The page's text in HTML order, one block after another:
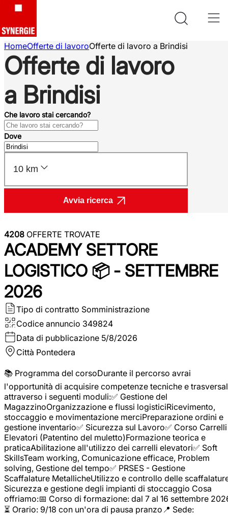
HomeOfferte di lavoroOfferte di lavoro a Brindisi
Offerte di lavoro
a Brindisi
Che lavoro stai cercando?
Dove
10 km
Avvia ricerca
4208 OFFERTE TROVATE
ACADEMY SETTORE
LOGISTICO 📦 - SETTEMBRE
2026
Tipo di contratto Somministrazione
Codice annuncio 349824
Data di pubblicazione 5/8/2026
Città Pontedera
📚 Programma del corsoDurante il percorso avrai
l'opportunità di acquisire competenze tecniche e
attraverso i seguenti moduli:✅ Gestione del
MagazzinoOrganizzazione e flussi logisticiRicevimento,
stoccaggio e movimentazione merciPreparazione ordini e
gestione inventario✅ Sicurezza sul Lavoro✅ Corso Carrelli
Elevatori (Patentino del muletto)Formazione teorica e
praticaAbilitazione all'utilizzo dei carrelli elevatori✅ Soft
SkillsTeam working, Comunicazione efficace, Problem
solving, Gestione del tempo✅ PRSES - Gestione
Scaffalature MetallicheUtilizzo e controllo delle
Sicurezza e gestione degli impianti di stoccaggio Cosa
offriamo:📅 Corso di formazione: dal 7 al 16 settembre
⏳ Orario: 9/18 con un'ora di pausa pranzo📍 Sede: